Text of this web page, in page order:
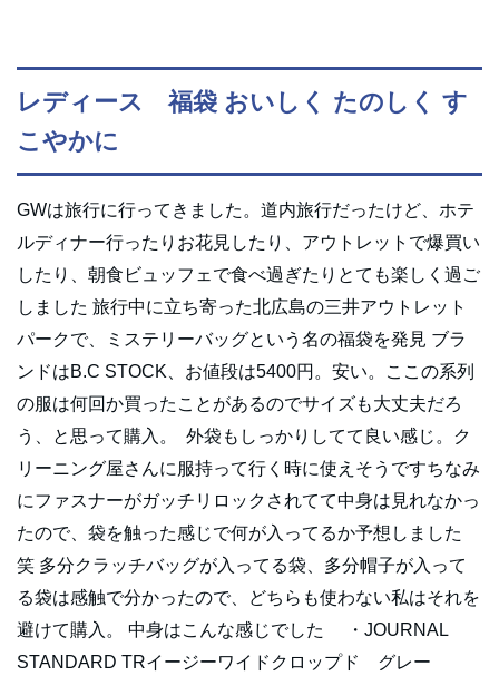
レディース 福袋 おいしく たのしく す
こやかに
GWは旅行に行ってきました。道内旅行だったけど、ホテ
ルディナー行ったりお花見したり、アウトレットで爆買い
したり、朝食ビュッフェで食べ過ぎたりとても楽しく過ご
しました 旅行中に立ち寄った北広島の三井アウトレット
パークで、ミステリーバッグという名の福袋を発見 ブラ
ンドはB.C STOCK、お値段は5400円。安い。ここの系列
の服は何回か買ったことがあるのでサイズも大丈夫だろ
う、と思って購入。 外袋もしっかりしてて良い感じ。ク
リーニング屋さんに服持って行く時に使えそうですちなみ
にファスナーがガッチリロックされてて中身は見れなかっ
たので、袋を触った感じで何が入ってるか予想しました
笑 多分クラッチバッグが入ってる袋、多分帽子が入って
る袋は感触で分かったので、どちらも使わない私はそれを
避けて購入。 中身はこんな感じでした ・JOURNAL
STANDARD TRイージーワイドクロップド グレー